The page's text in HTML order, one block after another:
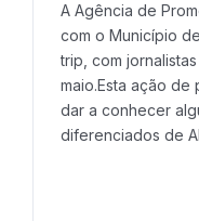
A Agência de
com o Município
trip, com
maio.Esta ação
dar a conhecer
diferenciados de